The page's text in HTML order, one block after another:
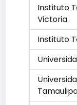
Instituto
Victoria
Instituto